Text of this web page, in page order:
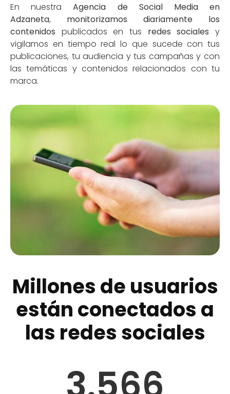
En nuestra Agencia de Social Media en
Adzaneta, monitorizamos diariamente los
contenidos publicados en tus redes sociales y
vigilamos en tiempo real lo que sucede con tus
publicaciones, tu audiencia y tus campañas y con
las temáticas y contenidos relacionados con tu
marca.
Millones de usuarios
están conectados a
las redes sociales